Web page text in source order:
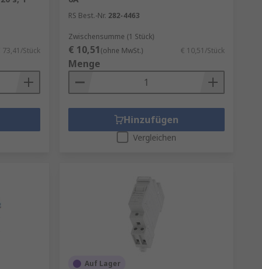
73,41/Stück
RS Best.-Nr. 282-4463
Zwischensumme (1 Stück)
€ 10,51(ohne MwSt.) € 10,51/Stück
Menge
Hinzufügen
Vergleichen
Auf Lager